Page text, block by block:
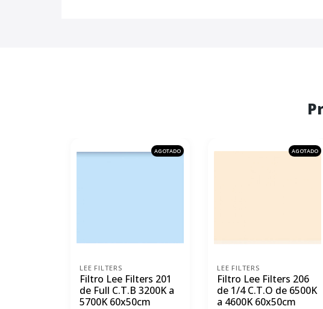
AGOTADO
LEE FILTERS
Filtro Lee Filters 201
de Full C.T.B 3200K a
5700K 60x50cm
AGOTADO
LEE FILTERS
Filtro Lee Filters 206
de 1/4 C.T.O de 6500K
a 4600K 60x50cm